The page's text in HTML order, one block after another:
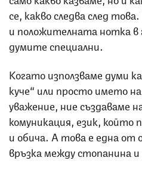
се, какво следва след
и положителната нотка в
думите специални.
Когато използваме думи
куче“ или просто името
уважение, ние създаваме
комуникация, език,
и обича. А това е една от
връзка между стопанина